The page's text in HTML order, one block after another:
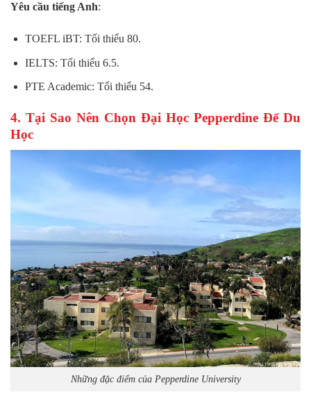
Yêu cầu tiếng Anh:
TOEFL iBT: Tối thiểu 80.
IELTS: Tối thiểu 6.5.
PTE Academic: Tối thiểu 54.
4. Tại Sao Nên Chọn Đại Học Pepperdine Để Du
Học
Những đặc điểm của Pepperdine University